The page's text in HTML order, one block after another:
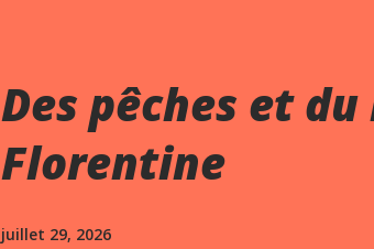
Des pêches et
Florentine
juillet 29, 2026